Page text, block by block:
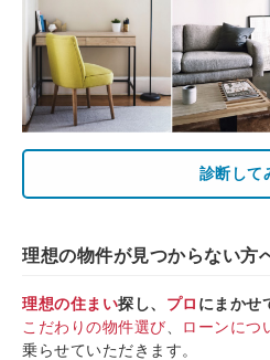
診断して
理想の物件が見つからない方
理想の住まい探し、 プロ にまかせ
こだわりの物件選び
ローンにつ
乗らせていただきます。